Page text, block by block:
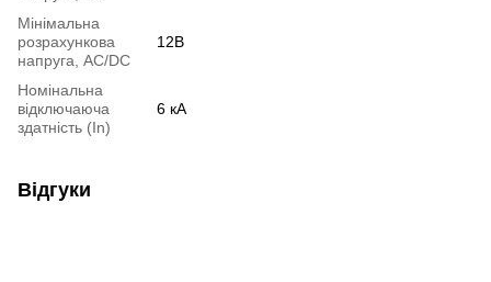
Мінімальна
розрахункова
напруга, AC/DC
12В
Номінальна
відключаюча
здатність (In)
6 кА
Відгуки